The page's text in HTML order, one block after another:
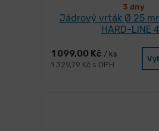
3 dny
Jádrový vrták Ø 25
HARD-LINE
1 099,00 Kč / ks
1 329,79 Kč s DPH